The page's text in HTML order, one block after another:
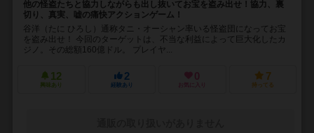
他の怪盗たちと協力しながらも出し抜いてお宝を盗み出せ！協力、裏
切り、真実、嘘の痛快アクションゲーム！
谷洋（たに ひろし）通称タニ・オーシャン率いる怪盗団になってお宝
を盗み出せ！ 今回のターゲットは、不当な利益によって巨大化したカ
ジノ。その総額160億ドル。 プレイヤ...
12
興味あり
2
経験あり
0
お気に入り
7
持ってる